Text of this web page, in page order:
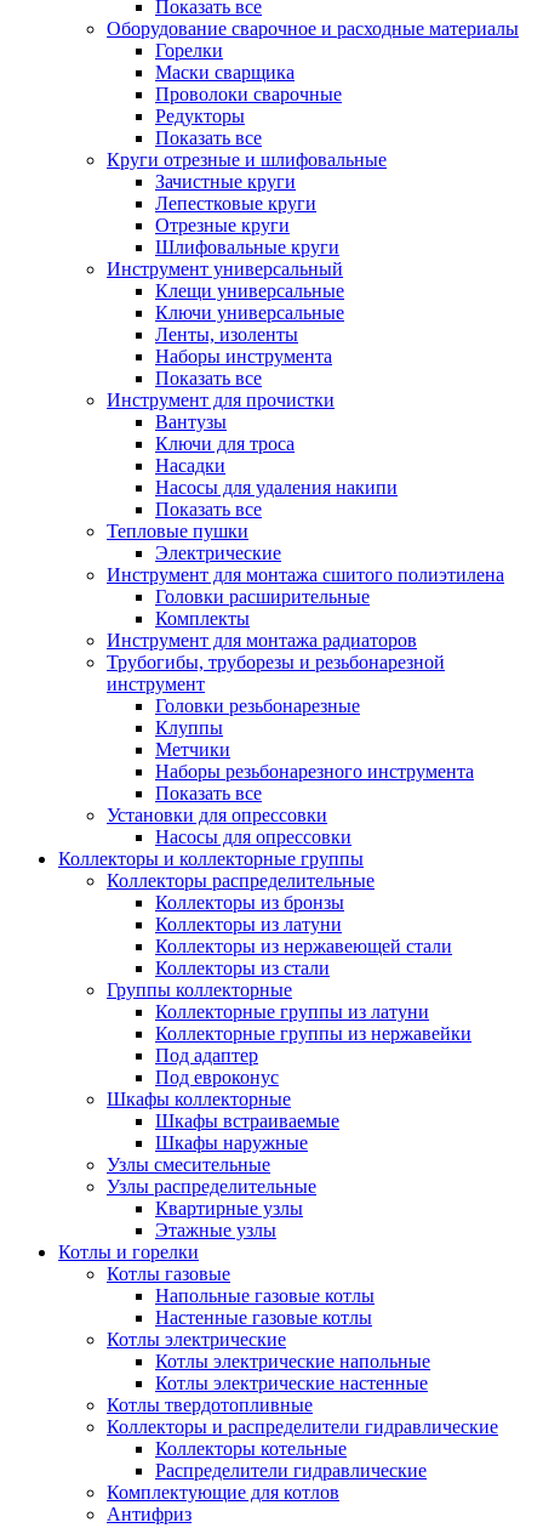
Показать все
Оборудование сварочное и расходные материалы
Горелки
Маски сварщика
Проволоки сварочные
Редукторы
Показать все
Круги отрезные и шлифовальные
Зачистные круги
Лепестковые круги
Отрезные круги
Шлифовальные круги
Инструмент универсальный
Клещи универсальные
Ключи универсальные
Ленты, изоленты
Наборы инструмента
Показать все
Инструмент для прочистки
Вантузы
Ключи для троса
Насадки
Насосы для удаления накипи
Показать все
Тепловые пушки
Электрические
Инструмент для монтажа сшитого полиэтилена
Головки расширительные
Комплекты
Инструмент для монтажа радиаторов
Трубогибы, труборезы и резьбонарезной
инструмент
Головки резьбонарезные
Клуппы
Метчики
Наборы резьбонарезного инструмента
Показать все
Установки для опрессовки
Насосы для опрессовки
Коллекторы и коллекторные группы
Коллекторы распределительные
Коллекторы из бронзы
Коллекторы из латуни
Коллекторы из нержавеющей стали
Коллекторы из стали
Группы коллекторные
Коллекторные группы из латуни
Коллекторные группы из нержавейки
Под адаптер
Под евроконус
Шкафы коллекторные
Шкафы встраиваемые
Шкафы наружные
Узлы смесительные
Узлы распределительные
Квартирные узлы
Этажные узлы
Котлы и горелки
Котлы газовые
Напольные газовые котлы
Настенные газовые котлы
Котлы электрические
Котлы электрические напольные
Котлы электрические настенные
Котлы твердотопливные
Коллекторы и распределители гидравлические
Коллекторы котельные
Распределители гидравлические
Комплектующие для котлов
Антифриз